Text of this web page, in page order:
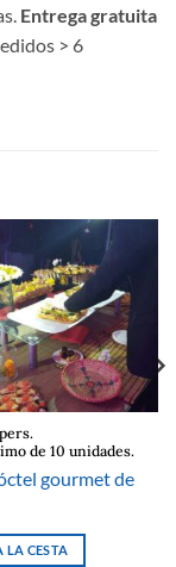
Entrega gratuita
> 6
de 10 unidades.
gourmet de
LA CESTA